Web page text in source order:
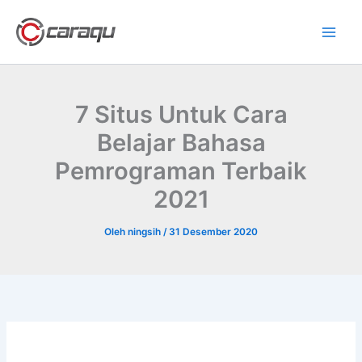
konten
7 Situs Untuk Cara
Belajar Bahasa
Pemrograman Terbaik
2021
Oleh ningsih / 31 Desember 2020